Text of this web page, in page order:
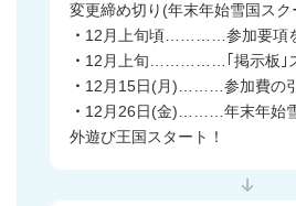
変更締め切り(年末年始雪国スク
・ 12月上旬頃…………参加要項
・ 12月上旬……………｢掲示板｣
・ 12月15日(月)………参加費の
・ 12月26日(金)………年末年始
外遊び王国スタート！